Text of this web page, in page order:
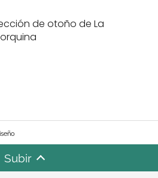
de otoño de La
Subir